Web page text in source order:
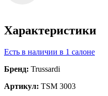
Характеристики
Есть в наличии в 1 салоне
Бренд: Trussardi
Артикул: TSM 3003